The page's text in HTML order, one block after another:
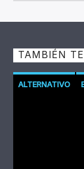
TAMBIÉN
ALTERNATIVO